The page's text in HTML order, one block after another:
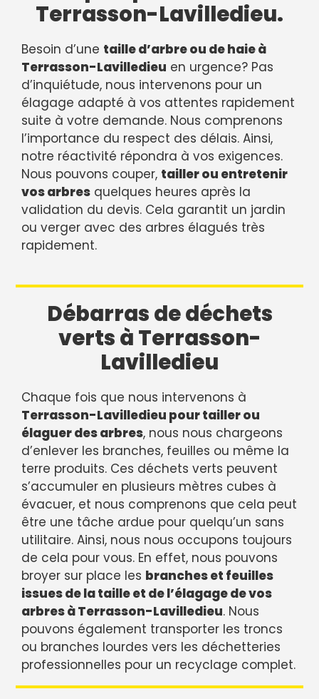
Terrasson-Lavilledieu.
Besoin d’une taille d’arbre ou de haie à
Terrasson-Lavilledieu en urgence? Pas
d’inquiétude, nous intervenons pour un
élagage adapté à vos attentes rapidement
suite à votre demande. Nous comprenons
l’importance du respect des délais. Ainsi,
notre réactivité répondra à vos exigences.
Nous pouvons couper, tailler ou entretenir
vos arbres quelques heures après la
validation du devis. Cela garantit un jardin
ou verger avec des arbres élagués très
rapidement.
Débarras de déchets
verts à Terrasson-
Lavilledieu
Chaque fois que nous intervenons à
Terrasson-Lavilledieu pour tailler ou
élaguer des arbres, nous nous chargeons
d’enlever les branches, feuilles ou même la
terre produits. Ces déchets verts peuvent
s’accumuler en plusieurs mètres cubes à
évacuer, et nous comprenons que cela peut
être une tâche ardue pour quelqu’un sans
utilitaire. Ainsi, nous nous occupons toujours
de cela pour vous. En effet, nous pouvons
broyer sur place les branches et feuilles
issues de la taille et de l’élagage de vos
arbres à Terrasson-Lavilledieu. Nous
pouvons également transporter les troncs
ou branches lourdes vers les déchetteries
professionnelles pour un recyclage complet.